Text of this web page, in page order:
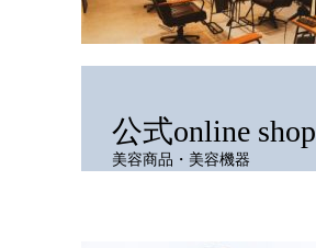
公式online shop
美容商品・美容機器